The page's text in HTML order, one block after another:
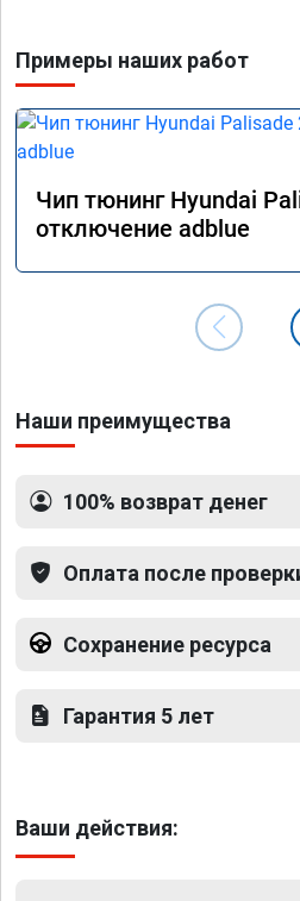
Примеры наших работ
Чип тюнинг Hyundai
отключение adblue
Наши преимущества
100% возврат денег
Оплата после
Сохранение ресурса
Гарантия 5 лет
Ваши действия: